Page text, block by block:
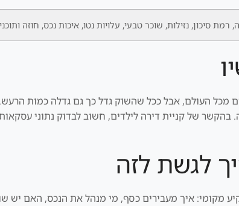
רמת סיכון, נזילות, שוכר טבעי, עלויות נטו, איכות נכס, חוזה
מכל העולם, אבל ככל שהשוק גדל כך גם גדלה כמות
של קניית דירה לילדים, חשוב לבדוק נתוני
לגשת לזה
מקומי: איך מעבירים כסף, מי מנהל את הנכס, האם יש